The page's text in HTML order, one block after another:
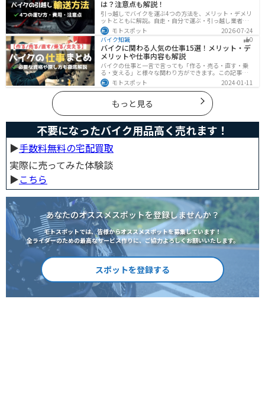
は？注意点も解説！
引っ越しでバイクを運ぶ4つの方法を、メリット・デメリ
ットとともに解説。自走・自分で運ぶ・引っ越し業者・
バイク専門業者の選び方や輸送時の注意点、駐輪場所の
確保、住所変更など必要な手続きも紹介します。
モトスポット
2026-07-24
バイク知識
0
バイクに関わる人気の仕事15選！メリット・デ
メリットや仕事内容も解説
バイクの仕事と一言で言っても「作る・売る・直す・乗
る・支える」と様々な関わり方ができます。この記事で
は、バイクに関わる人気の仕事をジャンル別に紹介しま
す。必要な資格や探し方も解説しますので、自分のなり
たい姿をイメージして探してみてください。
モトスポット 2024-01-11
もっと見る
不要になったバイク用品高く売れます！
▶︎手数料無料の宅配買取
実際に売ってみた体験談
▶︎こちら
あなたのオススメスポットを登録しませんか？
モトスポットでは、皆様からオススメスポットを募集しています！
全ライダーのための最高なサービス作りに、ご協力よろしくお願いいたします。
スポットを登録する